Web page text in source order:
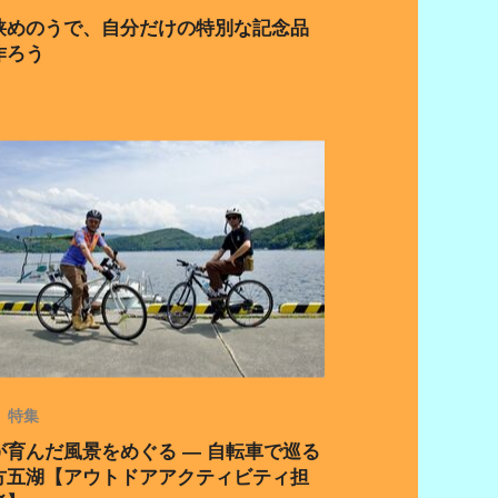
めのうで、自分だけの特別な記念品
ろう
特集
育んだ風景をめぐる ― 自転車で巡る
五湖【アウトドアアクティビティ担